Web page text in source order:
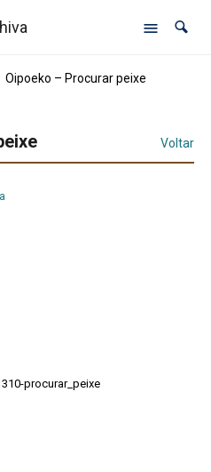
Oipoeko – Procurar peixe
Voltar
procurar_peixe